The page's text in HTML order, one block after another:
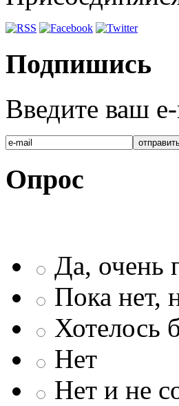
Подпишись
Введите ваш
Опрос
Да, очень
Пока нет,
Хотелось
Нет
Нет и не